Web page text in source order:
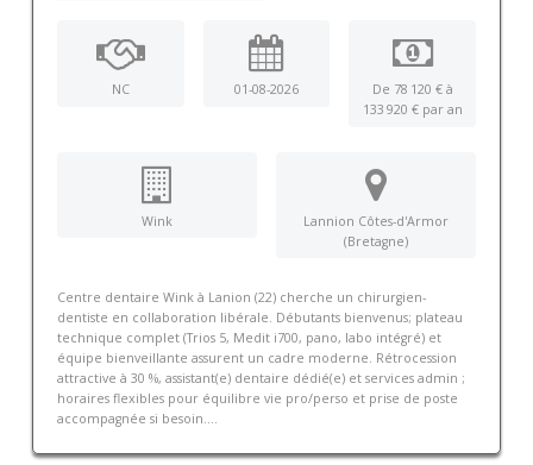
NC 01-08-2026
De 78 120 € à
133 920 € par an
Wink
Lannion Côtes-d'Armor
(Bretagne)
Centre dentaire Wink à Lanion (22) cherche un chirurgien-
dentiste en collaboration libérale. Débutants bienvenus; plateau
technique complet (Trios 5, Medit i700, pano, labo intégré) et
équipe bienveillante assurent un cadre moderne. Rétrocession
attractive à 30 %, assistant(e) dentaire dédié(e) et services admin ;
horaires flexibles pour équilibre vie pro/perso et prise de poste
accompagnée si besoin....